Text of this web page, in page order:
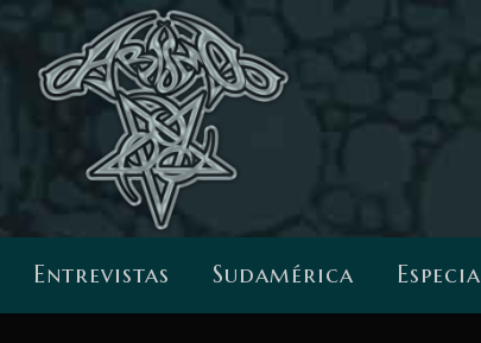
Entrevistas Sudamérica